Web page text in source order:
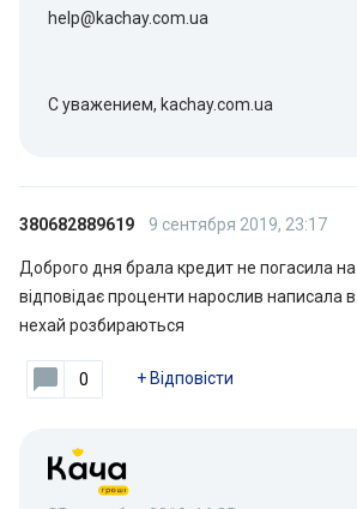
help@kachay.com.ua
С уважением, kachay.com.ua
380682889619 9 сентября 2019, 23:17
Доброго дня брала кредит не погасила на
відповідає проценти нарослив написала
нехай розбираються
0 + Відповісти